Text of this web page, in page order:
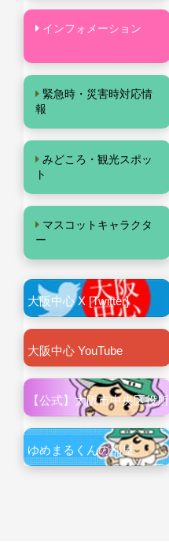
インフォメーション
緊急時・災害時対応情
報
みどころ・観光スポッ
ト
マスコットキャラクタ
ー
大阪中心 X [Twitter]
大阪中心 YouTube
【公式】大阪市中央区役所
ゆめまるくんの部屋